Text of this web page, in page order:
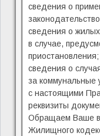
сведения о
сведения о
в случае,
приостановления;
сведения о
за коммунальные
с настоящими
реквизиты
Обращаем Ваше
Жилищного